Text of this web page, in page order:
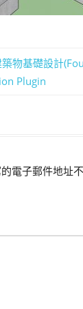
物基礎設計
Plugin
電子郵件地址